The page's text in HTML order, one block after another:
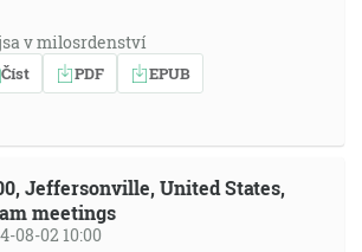
v milosrdenství
Číst PDF EPUB
Jeffersonville, United States,
meetings
08-02 10:00